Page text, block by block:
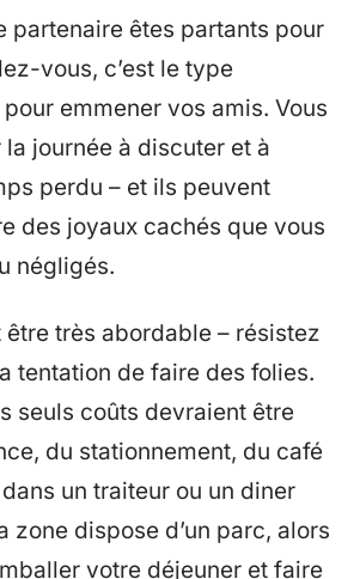
partenaire êtes partants pour
vous, c’est le type
emmener vos amis. Vous
journée à discuter et à
perdu – et ils peuvent
des joyaux cachés que vous
négligés.
être très abordable – résistez
tentation de faire des folies.
seuls coûts devraient être
du stationnement, du café
un traiteur ou un diner
zone dispose d’un parc, alors
votre déjeuner et faire